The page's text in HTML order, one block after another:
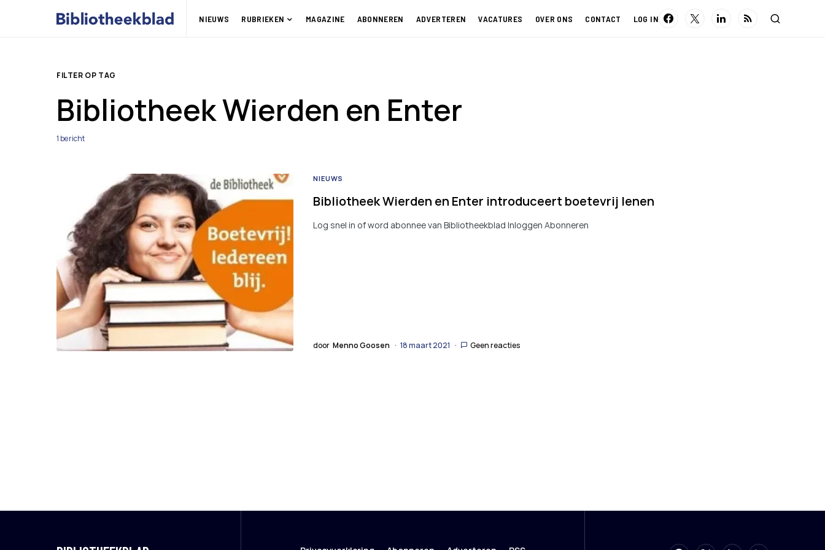
NIEUWS RUBRIEKEN MAGAZINE ABONNEREN ADVERTEREN VACATURES OVER ONS CONTACT LOG IN
FILTER OP TAG
Bibliotheek Wierden en Enter
1 bericht
NIEUWS
Bibliotheek Wierden en Enter introduceert boetevrij lenen
Log snel in of word abonnee van Bibliotheekblad Inloggen Abonneren
door Menno Goosen 18 maart 2021 Geen reacties